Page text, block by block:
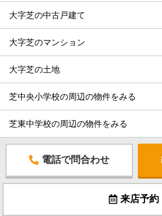
大字芝の中古戸建て
大字芝のマンション
大字芝の土地
芝中央小学校の周辺の物件をみる
芝東中学校の周辺の物件をみる
電話で問合わせ
来店予約